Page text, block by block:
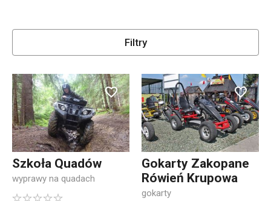
Filtry
Szkoła Quadów
wyprawy na quadach
Gokarty Zakopane
Rówień Krupowa
gokarty